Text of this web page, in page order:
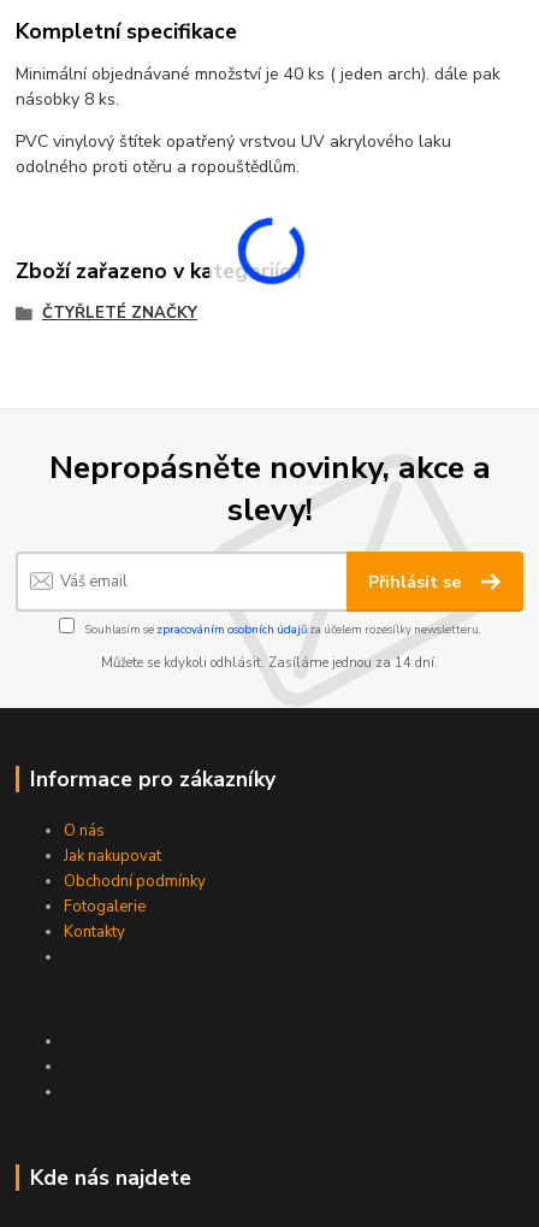
Kompletní specifikace
Minimální objednávané množství je 40 ks ( jeden arch). dále pak
násobky 8 ks.
PVC vinylový štítek opatřený vrstvou UV akrylového laku
odolného proti otěru a ropouštědlům.
Zboží zařazeno v kategoriích
ČTYŘLETÉ ZNAČKY
Nepropásněte novinky, akce a
slevy!
Přihlásit se
Souhlasím se zpracováním osobních údajůza účelem rozesílky newsletteru.
Můžete se kdykoli odhlásit. Zasíláme jednou za 14 dní.
Informace pro zákazníky
O nás
Jak nakupovat
Obchodní podmínky
Fotogalerie
Kontakty
Kde nás najdete